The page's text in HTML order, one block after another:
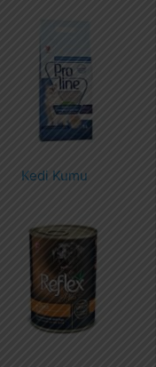
Kedi Kumu